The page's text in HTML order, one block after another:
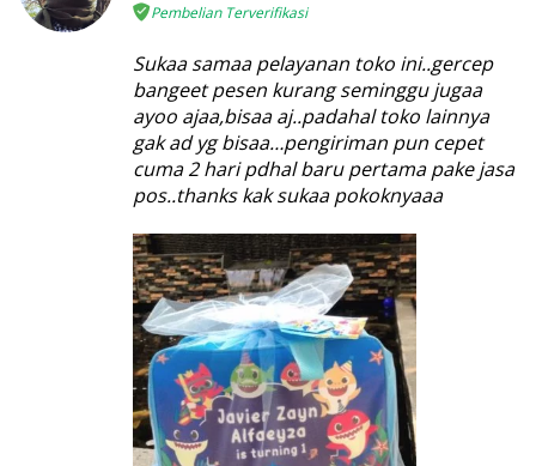
Pembelian Terverifikasi
Sukaa samaa pelayanan toko ini..gercep
bangeet pesen kurang seminggu jugaa
ayoo ajaa,bisaa aj..padahal toko lainnya
gak ad yg bisaa…pengiriman pun cepet
cuma 2 hari pdhal baru pertama pake jasa
pos..thanks kak sukaa pokoknyaaa